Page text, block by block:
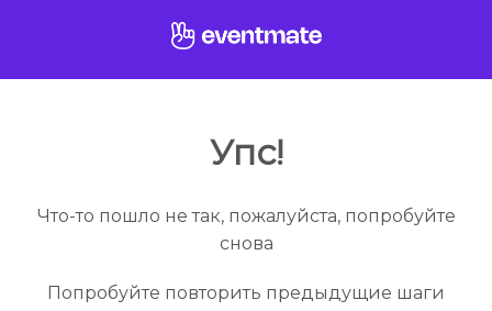
Упс!
Что-то пошло не так, пожалуйста, попробуйте
снова
Попробуйте повторить предыдущие шаги